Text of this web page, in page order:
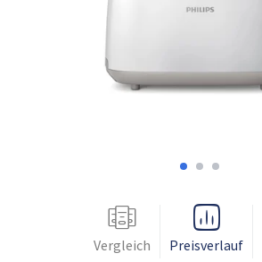
Vergleich Preisverlauf